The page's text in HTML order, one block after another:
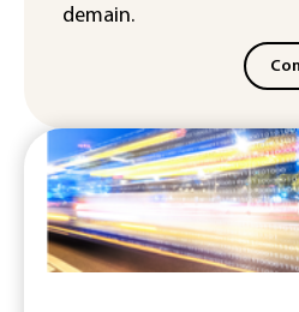
demain.